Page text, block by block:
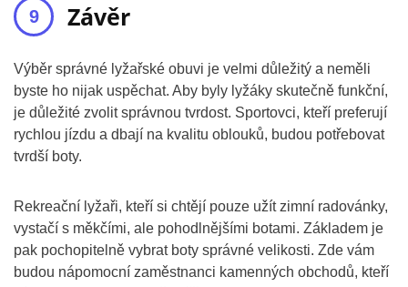
Závěr
Výběr správné lyžařské obuvi je velmi důležitý a neměli
byste ho nijak uspěchat. Aby byly lyžáky skutečně funkční,
je důležité zvolit správnou tvrdost. Sportovci, kteří preferují
rychlou jízdu a dbají na kvalitu oblouků, budou potřebovat
tvrdší boty.
Rekreační lyžaři, kteří si chtějí pouze užít zimní radovánky,
vystačí s měkčími, ale pohodlnějšími botami. Základem je
pak pochopitelně vybrat boty správné velikosti. Zde vám
budou nápomocní zaměstnanci kamenných obchodů, kteří